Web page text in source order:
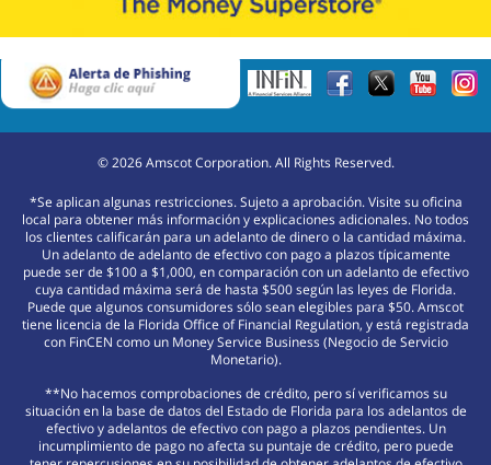
©2026Amscot Corporation. All Rights Reserved.
*Se aplican algunas restricciones. Sujeto a aprobación. Visite su oficina
local para obtener más información y explicaciones adicionales. No todos
los clientes calificarán para un adelanto de dinero o la cantidad máxima.
Un adelanto de adelanto de efectivo con pago a plazos típicamente
puede ser de $100 a $1,000, en comparación con un adelanto de efectivo
cuya cantidad máxima será de hasta $500 según las leyes de Florida.
Puede que algunos consumidores sólo sean elegibles para $50. Amscot
tiene licencia de la Florida Office of Financial Regulation, y está registrada
con FinCEN como un Money Service Business (Negocio de Servicio
Monetario).
**No hacemos comprobaciones de crédito, pero sí verificamos su
situación en la base de datos del Estado de Florida para los adelantos de
efectivo y adelantos de efectivo con pago a plazos pendientes. Un
incumplimiento de pago no afecta su puntaje de crédito, pero puede